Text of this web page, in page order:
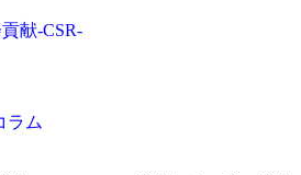
献-CSR-
ラム